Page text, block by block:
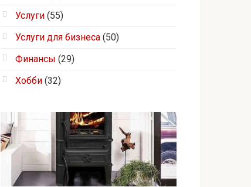
Услуги (55)
Услуги для бизнеса (50)
Финансы (29)
Хобби (32)